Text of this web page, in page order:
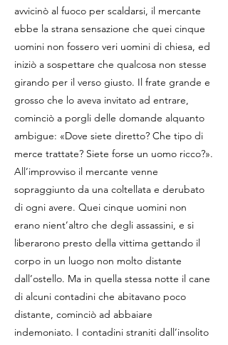
avvicinò al fuoco per scaldarsi, il mercante
ebbe la strana sensazione che quei cinque
uomini non fossero veri uomini di chiesa, ed
iniziò a sospettare che qualcosa non stesse
girando per il verso giusto. Il frate grande e
grosso che lo aveva invitato ad entrare,
cominciò a porgli delle domande alquanto
ambigue: «Dove siete diretto? Che tipo di
merce trattate? Siete forse un uomo ricco?».
All’improvviso il mercante venne
sopraggiunto da una coltellata e derubato
di ogni avere. Quei cinque uomini non
erano nient’altro che degli assassini, e si
liberarono presto della vittima gettando il
corpo in un luogo non molto distante
dall’ostello. Ma in quella stessa notte il cane
di alcuni contadini che abitavano poco
distante, cominciò ad abbaiare
indemoniato. I contadini straniti dall’insolito